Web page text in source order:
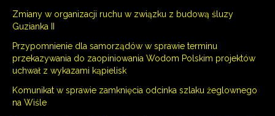
Zmiany w organizacji ruchu w związku z budową śluzy
Guzianka II
Przypomnienie dla samorządów w sprawie terminu
przekazywania do zaopiniowania Wodom Polskim projektów
uchwał z wykazami kąpielisk
Komunikat w sprawie zamknięcia odcinka szlaku żeglownego
na Wiśle